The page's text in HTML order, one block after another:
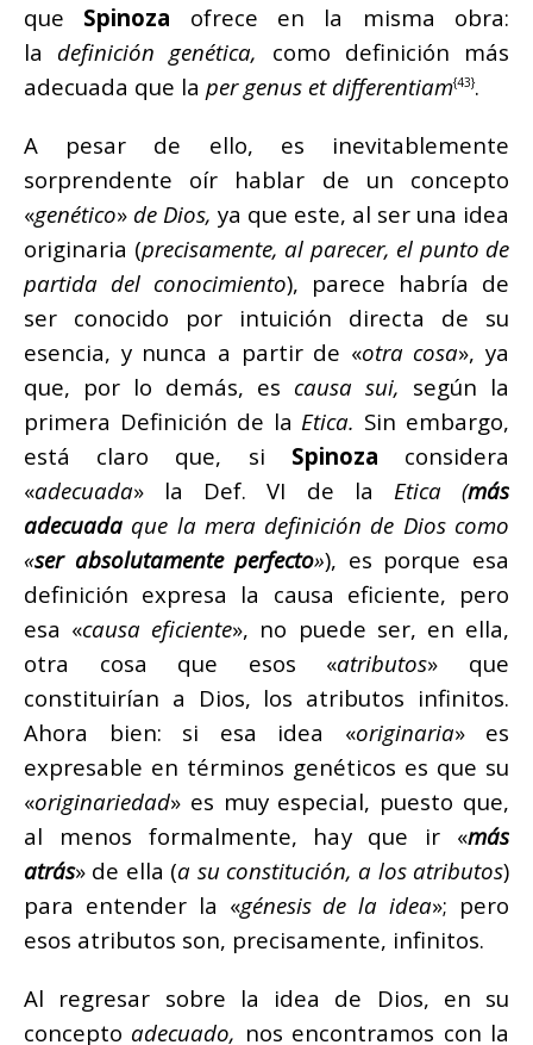
que Spinoza ofrece en la misma obra:
la definición genética, como definición más
adecuada que la per genus et differentiam{43}.
A pesar de ello, es inevitablemente
sorprendente oír hablar de un concepto
«genético» de Dios, ya que este, al ser una idea
originaria (precisamente, al parecer, el punto de
partida del conocimiento), parece habría de
ser conocido por intuición directa de su
esencia, y nunca a partir de «otra cosa», ya
que, por lo demás, es causa sui, según la
primera Definición de la Etica. Sin embargo,
está claro que, si Spinoza considera
«adecuada» la Def. VI de la Etica (más
adecuada que la mera definición de Dios como
«ser absolutamente perfecto»), es porque esa
definición expresa la causa eficiente, pero
esa «causa eficiente», no puede ser, en ella,
otra cosa que esos «atributos» que
constituirían a Dios, los atributos infinitos.
Ahora bien: si esa idea «originaria» es
expresable en términos genéticos es que su
«originariedad» es muy especial, puesto que,
al menos formalmente, hay que ir «más
atrás» de ella (a su constitución, a los atributos)
para entender la «génesis de la idea»; pero
esos atributos son, precisamente, infinitos.
Al regresar sobre la idea de Dios, en su
concepto adecuado, nos encontramos con la